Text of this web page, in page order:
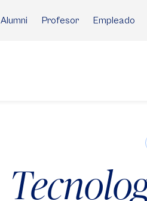
Alumni Profesor Empleado